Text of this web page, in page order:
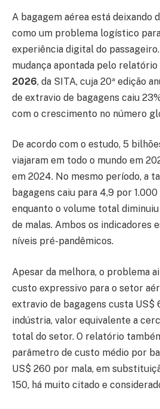
A bagagem aérea está deixando
como um problema logístico
experiência digital do
mudança apontada pelo relatório
2026, da SITA, cuja 20ª edição
de extravio de bagagens caiu
com o crescimento no número
De acordo com o estudo, 5
viajaram em todo o mundo em
em 2024. No mesmo período, a
bagagens caiu para 4,9 por
enquanto o volume total
de malas. Ambos os indicadores
níveis pré-pandêmicos.
Apesar da melhora, o problema
custo expressivo para o setor
extravio de bagagens custa US$
indústria, valor equivalente a
total do setor. O relatório
parâmetro de custo médio por
US$ 260 por mala, em
150, há muito citado e